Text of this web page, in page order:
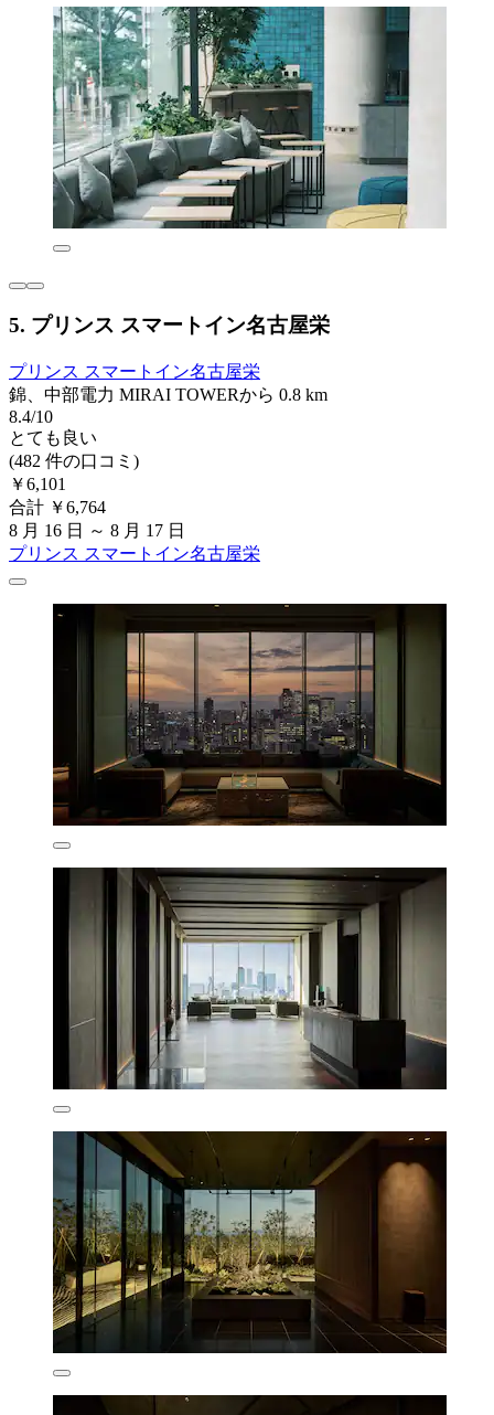
5. プリンス スマートイン名古屋栄
プリンス スマートイン名古屋栄
錦、中部電力 MIRAI TOWERから 0.8 km
8.4/10
とても良い
(482 件の口コミ)
￥6,101
合計 ￥6,764
8 月 16 日 ～ 8 月 17 日
プリンス スマートイン名古屋栄